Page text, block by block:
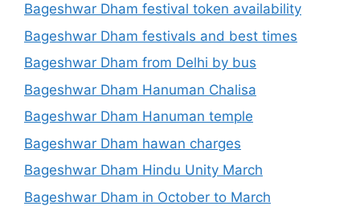
Bageshwar Dham festival token availability
Bageshwar Dham festivals and best times
Bageshwar Dham from Delhi by bus
Bageshwar Dham Hanuman Chalisa
Bageshwar Dham Hanuman temple
Bageshwar Dham hawan charges
Bageshwar Dham Hindu Unity March
Bageshwar Dham in October to March